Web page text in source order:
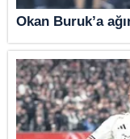
Okan Buruk’a